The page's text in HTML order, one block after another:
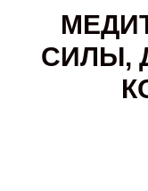
СИЛЫ,